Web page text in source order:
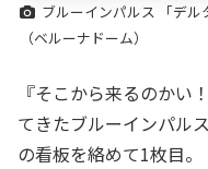
ブルーインパルス 「デ
（ベルーナドーム）
『そこから来るのかい
てきたブルーインパル
の看板を絡めて1枚目。